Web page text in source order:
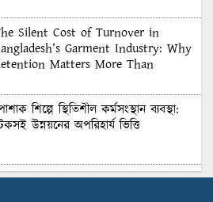
Silent Cost of Turnover in
Garment Industry: Why
Matters More Than
শিল্পে স্থিতিশীল কর্মসংস্থান ব্যবস্থা:
উন্নয়নের অপরিহার্য ভিত্তি
দেয়াল ভাঙার সুযোগ: মার্কিন বাজারে